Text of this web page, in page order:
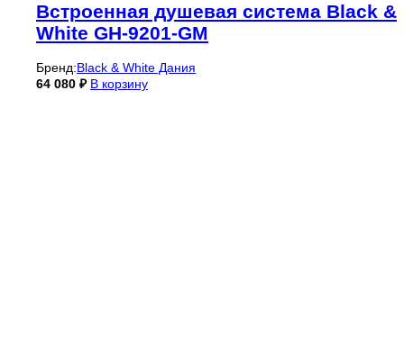
Встроенная душевая система Black &
White GH-9201-GM
Бренд:Black & White Дания
64 080 ₽ В корзину